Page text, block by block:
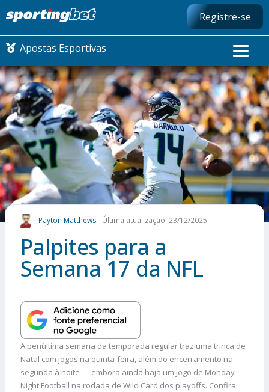
Registre-se
Apostas Esportivas
CONMEBOL LIBERTADORES
FUTEBOL NACIONAL
FUTEBOL INTERNACIONAL
COMO APOSTAR
MAIS ESPORTES
Payton Matthews Última atualização: 23/12/2025
Palpites para a
Semana 17 da NFL
A penúltima semana da temporada regular traz uma trinca de
Natal com jogos na quinta-feira, além do encerramento na
segunda à noite — embora ainda haja um jogo de Monday
Night Football na rodada de Wild Card dos playoffs. Confira